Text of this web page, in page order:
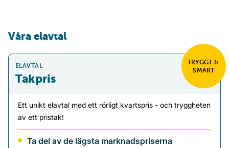
Våra elavtal
ELAVTAL
Takpris
TRYGGT &
SMART
Ett unikt elavtal med ett rörligt kvartspris - och tryggheten
av ett pristak!
Ta del av de lägsta marknadspriserna